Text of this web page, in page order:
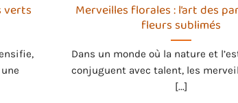
verts Merveilles florales : l’art des
fleurs sublimés
Dans un monde où la nature et
conjuguent avec talent, les
[...]